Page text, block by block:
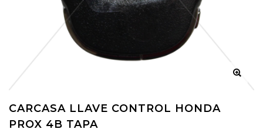
CARCASA LLAVE CONTROL HONDA
PROX 4B TAPA